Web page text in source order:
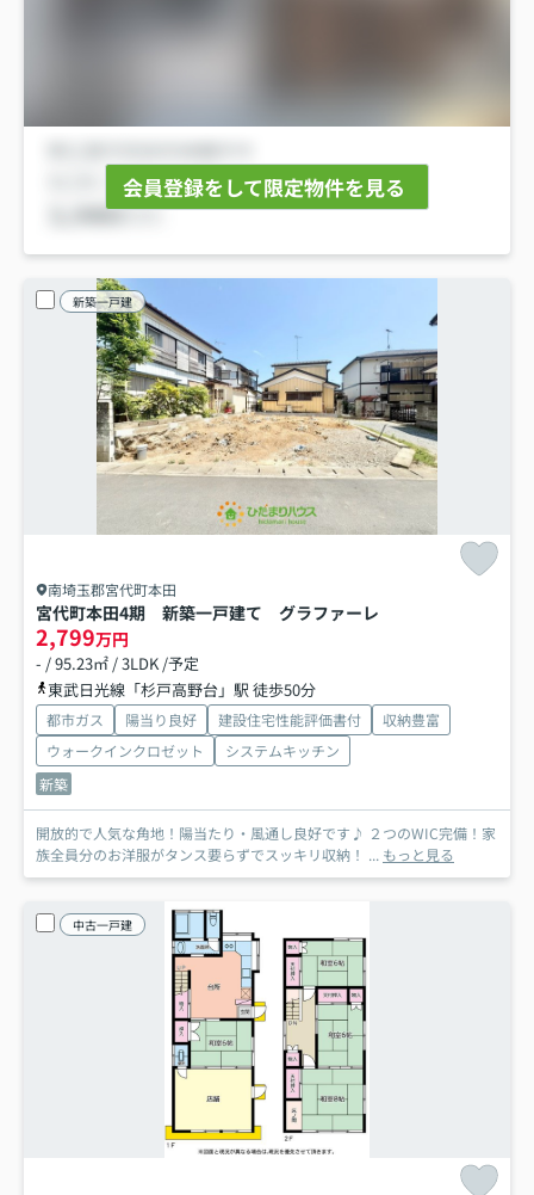
会員登録をして限定物件を見る
新築一戸建
南埼玉郡宮代町本田
宮代町本田4期 新築一戸建て グラファーレ
2,799万円
- / 95.23㎡ / 3LDK /予定
東武日光線「杉戸高野台」駅 徒歩50分
都市ガス 陽当り良好 建設住宅性能評価書付
収納豊富
ウォークインクロゼット
システムキッチン
新築
開放的で人気な角地！陽当たり・風通し良好です♪ ２つのWIC完備！家
族全員分のお洋服がタンス要らずでスッキリ収納！ ... もっと見る
中古一戸建